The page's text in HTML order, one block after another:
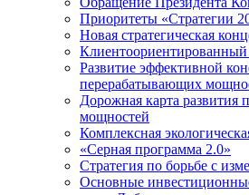
Приоритеты «Стратегии
Новая стратегическая
Клиентоориентированный
Развитие эффективной
перерабатывающих
Дорожная карта развития
мощностей
Комплексная
«Серная программа 2.0»
Стратегия по борьбе с
Основные